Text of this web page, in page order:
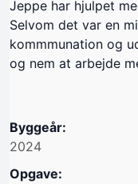
Jeppe har hjulpet
Selvom det var en
kommmunation og
og nem at arbejde
Byggeår:
2024
Opgave: